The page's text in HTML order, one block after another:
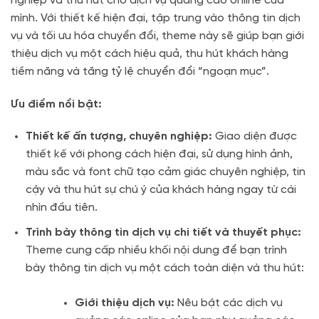
mình. Với thiết kế hiện đại, tập trung vào thông tin dịch
vụ và tối ưu hóa chuyển đổi, theme này sẽ giúp bạn giới
thiệu dịch vụ một cách hiệu quả, thu hút khách hàng
tiềm năng và tăng tỷ lệ chuyển đổi “ngoạn mục”.
Ưu điểm nổi bật:
Thiết kế ấn tượng, chuyên nghiệp: Giao diện được
thiết kế với phong cách hiện đại, sử dụng hình ảnh,
màu sắc và font chữ tạo cảm giác chuyên nghiệp, tin
cậy và thu hút sự chú ý của khách hàng ngay từ cái
nhìn đầu tiên.
Trình bày thông tin dịch vụ chi tiết và thuyết phục:
Theme cung cấp nhiều khối nội dung để bạn trình
bày thông tin dịch vụ một cách toàn diện và thu hút:
Giới thiệu dịch vụ: Nêu bật các dịch vụ